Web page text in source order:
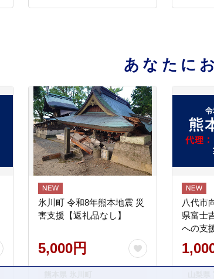
【価格
あなたに
氷川町 令和8年熊本地震 災
害支援【返礼品なし】
5,000円
八代市
県富士
への支